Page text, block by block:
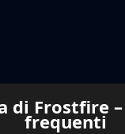
di Frostfire
frequenti